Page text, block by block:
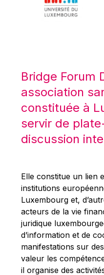
Máire
Mario Centeno
Mario Monti
Maroš
Martin Bailey
Martine
Michael
Michel Goedert
Mireille
Nobuo Tanaka
Otmar Issing
Paolo
Bridge Forum
association
constituée à
servir de
discussion
Elle constitue un lien
institutions
Luxembourg et,
acteurs de la vie
juridique
d’information et de
manifestations sur
valeur les
il organise des